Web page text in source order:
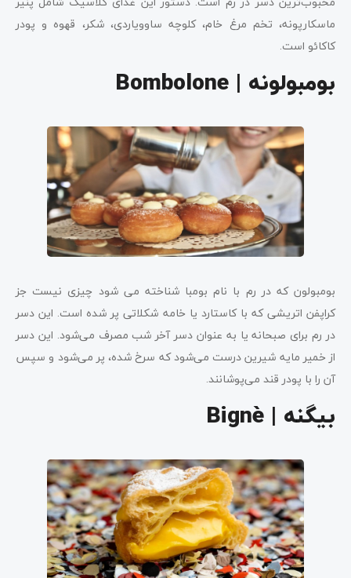
ماسکارپونه، تخم مرغ خام، کلوچه ساوویاردی، شکر، قهوه و پودر
کاکائو است.
بومبولونه | Bombolone
بومبولون که در رم با نام بومبا شناخته می شود چیزی نیست جز
کراپفن اتریشی که با کاستارد یا خامه شکلاتی پر شده است. این دسر
در رم برای صبحانه یا به عنوان دسر آخر شب مصرف می‌شود. این دسر
از خمیر مایه شیرین درست می‌شود که سرخ شده، پر می‌شود و سپس
آن را با پودر قند می‌پوشانند.
بیگنه | Bignè